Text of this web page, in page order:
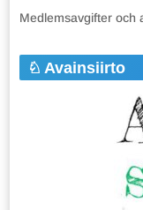
Medlemsavgifter och
Avainsiirto